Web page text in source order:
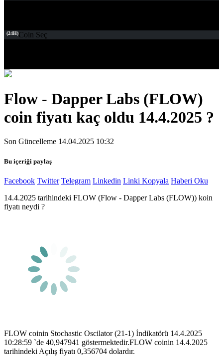
(24H)Coin Seç
Flow - Dapper Labs (FLOW)
coin fiyatı kaç oldu 14.4.2025 ?
Son Güncelleme 14.04.2025 10:32
Bu içeriği paylaş
Facebook Twitter Telegram Linkedin Linki Kopyala Haberi Oku
14.4.2025 tarihindeki FLOW (Flow - Dapper Labs (FLOW)) koin
fiyatı neydi ?
FLOW coinin Stochastic Oscilator (21-1) İndikatörü 14.4.2025
10:28:59 `de 40,947941 göstermektedir.FLOW coinin 14.4.2025
tarihindeki Açılış fiyatı 0,356704 dolardır.